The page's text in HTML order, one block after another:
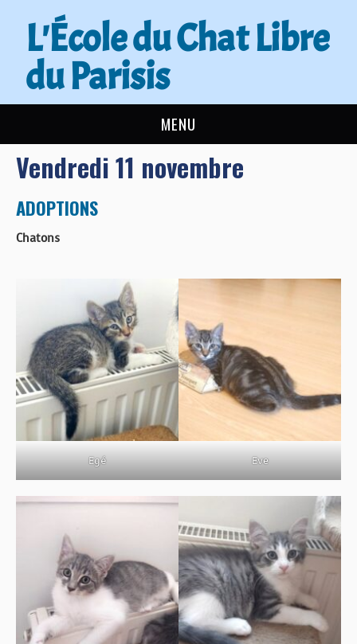
L'École du Chat Libre
du Parisis
MENU
L’ÉCOLE DU CHAT
ACTUALITÉS
ADOPTER
CONTACT
BOUTIQUE
FORUM
Vendredi 11 novembre
ADOPTIONS
Chatons
Egé Eve